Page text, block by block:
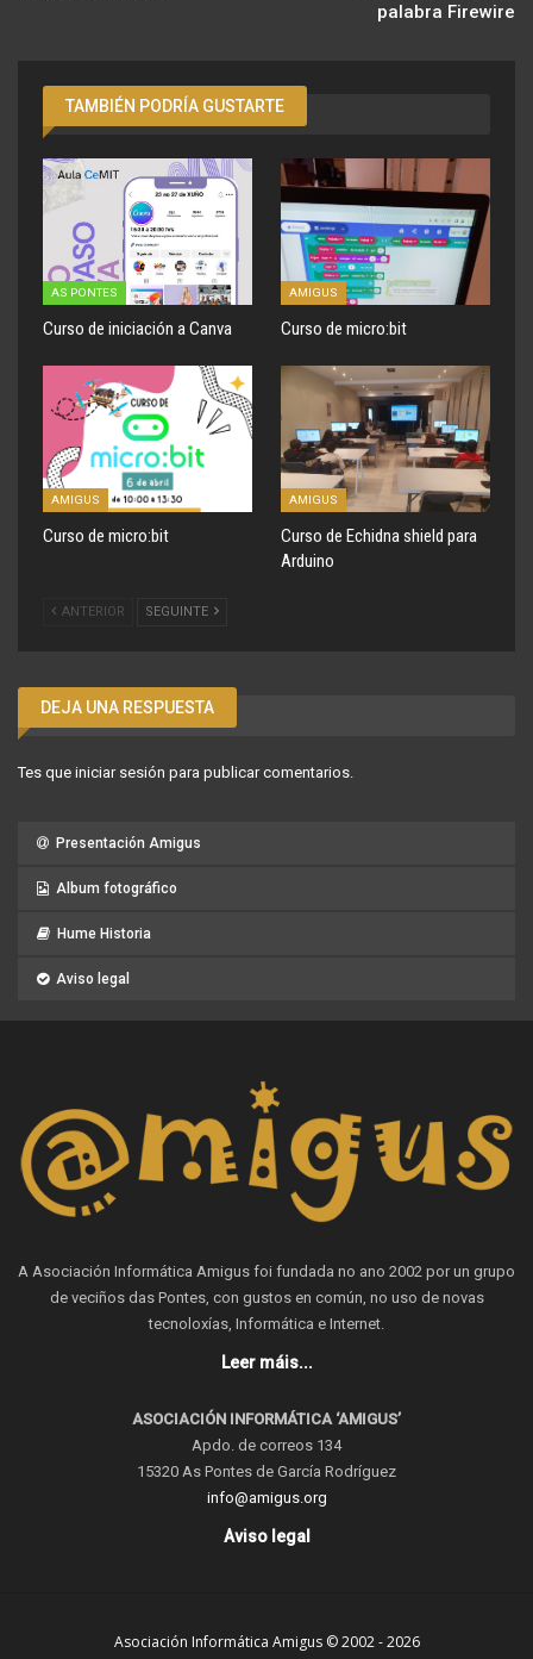
palabra Firewire
TAMBIÉN PODRÍA GUSTARTE
AS PONTES
Curso de iniciación a Canva
AMIGUS
Curso de micro:bit
AMIGUS
Curso de micro:bit
AMIGUS
Curso de Echidna shield para
Arduino
ANTERIOR SEGUINTE
DEJA UNA RESPUESTA
Tes que iniciar sesión para publicar comentarios.
Presentación Amigus
Album fotográfico
Hume Historia
Aviso legal
A Asociación Informática Amigus foi fundada no ano 2002 por un grupo
de veciños das Pontes, con gustos en común, no uso de novas
tecnoloxías, Informática e Internet.
Leer máis...
ASOCIACIÓN INFORMÁTICA ‘AMIGUS’
Apdo. de correos 134
15320 As Pontes de García Rodríguez
info@amigus.org
Aviso legal
Asociación Informática Amigus © 2002 - 2026